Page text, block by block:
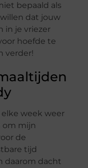
bepaald als
dat jouw
in je vriezer
hoefde te
verder!
elke week weer
om mijn
de
tijd
daarom dacht